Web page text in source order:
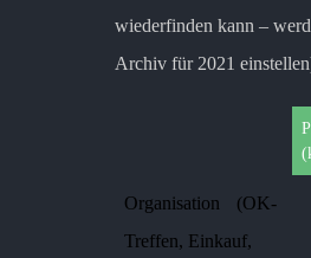
wiederfinden kann –
Archiv für 2021
Organisation (OK-
Treffen, Einkauf,